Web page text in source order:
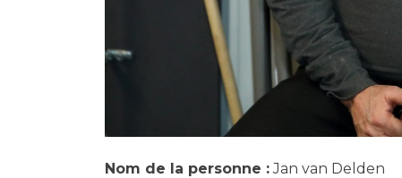
Nom de la personne :Jan van Delden